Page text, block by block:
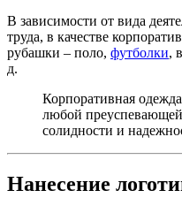
В зависимости от вида
труда, в качестве
рубашки – поло, футболки,
д.
Корпоративная
любой
солидности и
Нанесение